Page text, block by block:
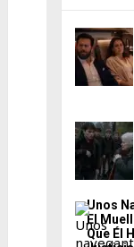
Unos
El
Que Él